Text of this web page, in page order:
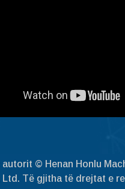
© Henan Honlu
Ltd. Të gjitha të drejtat e
Français
Русский